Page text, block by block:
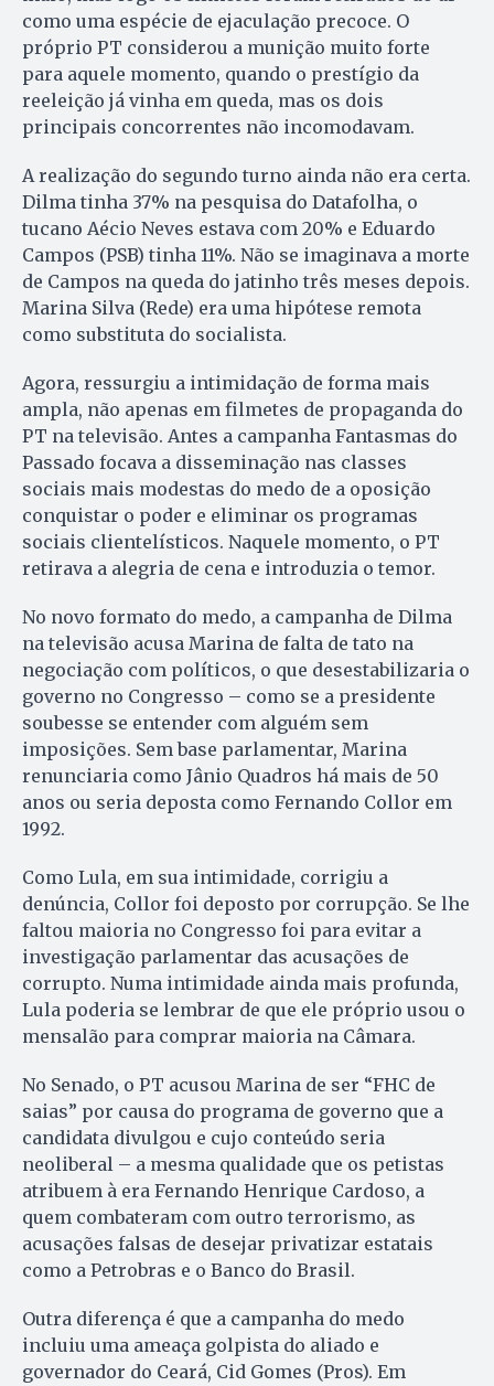
como uma espécie de ejaculação precoce. O
próprio PT considerou a munição muito forte
para aquele momento, quando o prestígio da
reeleição já vinha em queda, mas os dois
principais concorrentes não incomodavam.
A realização do segundo turno ainda não era certa.
Dilma tinha 37% na pesquisa do Datafolha, o
tucano Aécio Neves estava com 20% e Eduardo
Campos (PSB) tinha 11%. Não se imaginava a morte
de Campos na queda do jatinho três meses depois.
Marina Silva (Rede) era uma hipótese remota
como substituta do socialista.
Agora, ressurgiu a intimidação de forma mais
ampla, não apenas em filmetes de propaganda do
PT na televisão. Antes a campanha Fantas­mas do
Passado focava a disseminação nas classes
sociais mais modestas do medo de a oposição
conquistar o poder e eliminar os programas
sociais clientelísticos. Naquele momento, o PT
retirava a alegria de cena e introduzia o temor.
No novo formato do medo, a campanha de Dilma
na televisão acusa Marina de falta de tato na
negociação com políticos, o que desestabilizaria o
governo no Congresso – como se a presidente
soubesse se entender com alguém sem
imposições. Sem base parlamentar, Marina
renunciaria como Jânio Quadros há mais de 50
anos ou seria deposta como Fernando Collor em
1992.
Como Lula, em sua intimidade, corrigiu a
denúncia, Collor foi deposto por corrupção. Se lhe
faltou maioria no Congresso foi para evitar a
investigação parlamentar das acusações de
corrupto. Numa intimidade ainda mais profunda,
Lula poderia se lembrar de que ele próprio usou o
mensalão para comprar maioria na Câmara.
No Senado, o PT acusou Ma­ri­na de ser “FHC de
saias” por cau­sa do programa de governo que a
candidata divulgou e cujo conteúdo seria
neoliberal – a mesma qualidade que os petistas
atribuem à era Fernando Hen­ri­que Cardoso, a
quem combateram com outro terrorismo, as
acusações falsas de desejar privatizar estatais
como a Petrobras e o Banco do Brasil.
Outra diferença é que a campanha do medo
incluiu uma ameaça golpista do aliado e
governador do Ceará, Cid Gomes (Pros). Em